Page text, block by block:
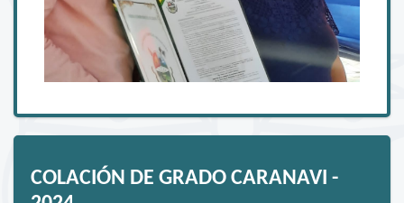
COLACIÓN DE GRADO CARANAVI -